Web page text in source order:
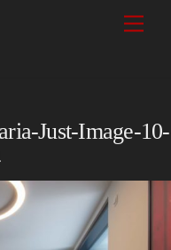
Just-Image-10-